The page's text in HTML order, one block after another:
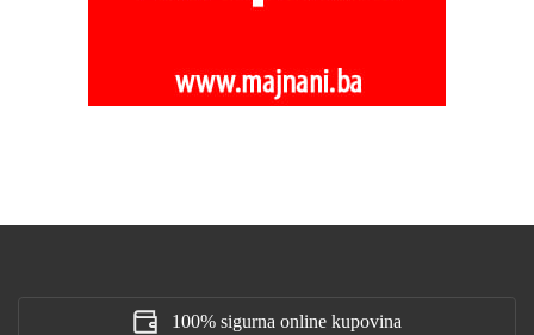
100% sigurna online kupovina